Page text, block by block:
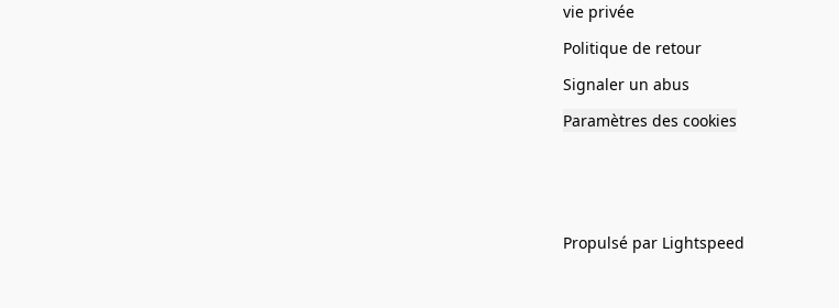
vie privée
Politique de retour
Signaler un abus
Paramètres des cookies
Propulsé par Lightspeed